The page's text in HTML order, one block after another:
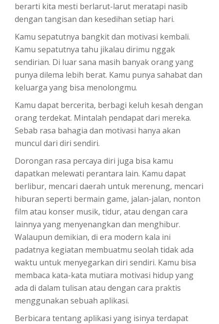
berarti kita mesti berlarut-larut meratapi nasib
dengan tangisan dan kesedihan setiap hari.
Kamu sepatutnya bangkit dan motivasi kembali.
Kamu sepatutnya tahu jikalau dirimu nggak
sendirian. Di luar sana masih banyak orang yang
punya dilema lebih berat. Kamu punya sahabat dan
keluarga yang bisa menolongmu.
Kamu dapat bercerita, berbagi keluh kesah dengan
orang terdekat. Mintalah pendapat dari mereka.
Sebab rasa bahagia dan motivasi hanya akan
muncul dari diri sendiri.
Dorongan rasa percaya diri juga bisa kamu
dapatkan melewati perantara lain. Kamu dapat
berlibur, mencari daerah untuk merenung, mencari
hiburan seperti bermain game, jalan-jalan, nonton
film atau konser musik, tidur, atau dengan cara
lainnya yang menyenangkan dan menghibur.
Walaupun demikian, di era modern kala ini
padatnya kegiatan membuatmu seolah tidak ada
waktu untuk menyegarkan diri sendiri. Kamu bisa
membaca kata-kata mutiara motivasi hidup yang
ada di dalam tulisan atau dengan cara praktis
menggunakan sebuah aplikasi.
Berbicara tentang aplikasi yang isinya terdapat